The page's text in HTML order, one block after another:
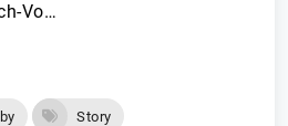
Vo…
Story